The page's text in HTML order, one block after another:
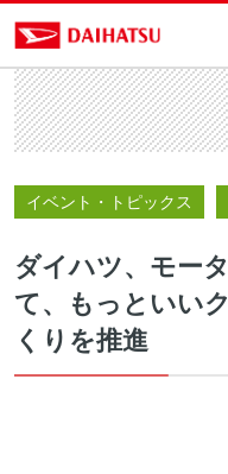
イベント・トピックス
ダイハツ、モー
て、もっといい
くりを推進